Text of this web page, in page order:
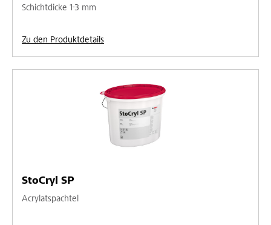
Schichtdicke 1-3 mm
Zu den Produktdetails
StoCryl SP
Acrylatspachtel